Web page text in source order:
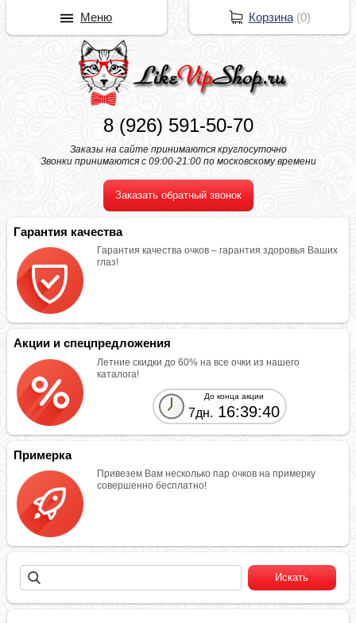
8 (926) 591-50-70
Заказы на сайте принимаются круглосуточно
Звонки принимаются с 09:00-21:00 по московскому времени
Заказать обратный звонок
Гарантия качества
Гарантия качества очков – гарантия здоровья Ваших
глаз!
Акции и спецпредложения
Летние скидки до 60% на все очки из нашего
каталога!
До конца акции
7дн. 16:39:40
Примерка
Привезем Вам несколько пар очков на примерку
совершенно бесплатно!
Корзина(0)
Меню